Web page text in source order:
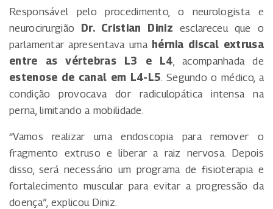
Responsável pelo procedimento, o neurologista e
neurocirurgião Dr. Cristian Diniz esclareceu que o
parlamentar apresentava uma hérnia discal extrusa
entre as vértebras L3 e L4 , acompanhada de
estenose de canal em L4-L5 . Segundo o médico, a
condição provocava dor radiculopática intensa na
perna, limitando a mobilidade.
“Vamos realizar uma endoscopia para remover o
fragmento extruso e liberar a raiz nervosa. Depois
disso, será necessário um programa de fisioterapia e
fortalecimento muscular para evitar a progressão da
doença”, explicou Diniz.